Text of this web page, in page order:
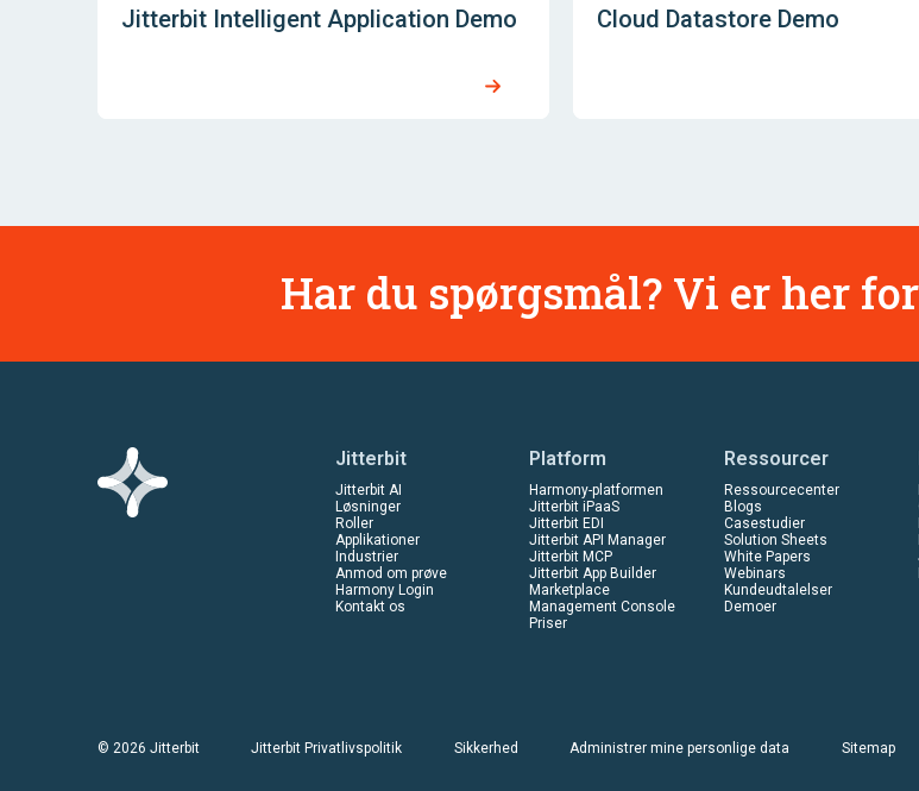
Jitterbit Intelligent Application Demo Cloud Datastore Demo
Har du spørgsmål? Vi er her
Jitterbit
Jitterbit AI
Løsninger
Roller
Applikationer
Industrier
Anmod om prøve
Harmony Login
Kontakt os
Platform
Harmony-platformen
Jitterbit iPaaS
Jitterbit EDI
Jitterbit API Manager
Jitterbit MCP
Jitterbit App Builder
Marketplace
Management Console
Priser
Ressourcer
Ressourcecenter
Blogs
Casestudier
Solution Sheets
White Papers
Webinars
Kundeudtalelser
Demoer
© 2026 Jitterbit Jitterbit Privatlivspolitik Sikkerhed Administrer mine personlige data Sitemap